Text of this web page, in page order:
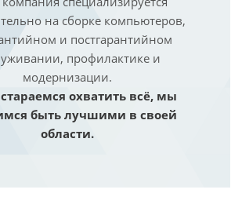
на сборке компьютеров,
и постгарантийном
профилактике и
модернизации.
охватить всё, мы
быть лучшими в своей
области.